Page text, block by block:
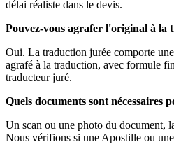
délai réaliste dans le devis.
Pouvez-vous agrafer l'original à la
Oui. La traduction jurée comporte
agrafé à la traduction, avec formule
traducteur juré.
Quels documents sont nécessaires
Un scan ou une photo du document,
Nous vérifions si une Apostille ou